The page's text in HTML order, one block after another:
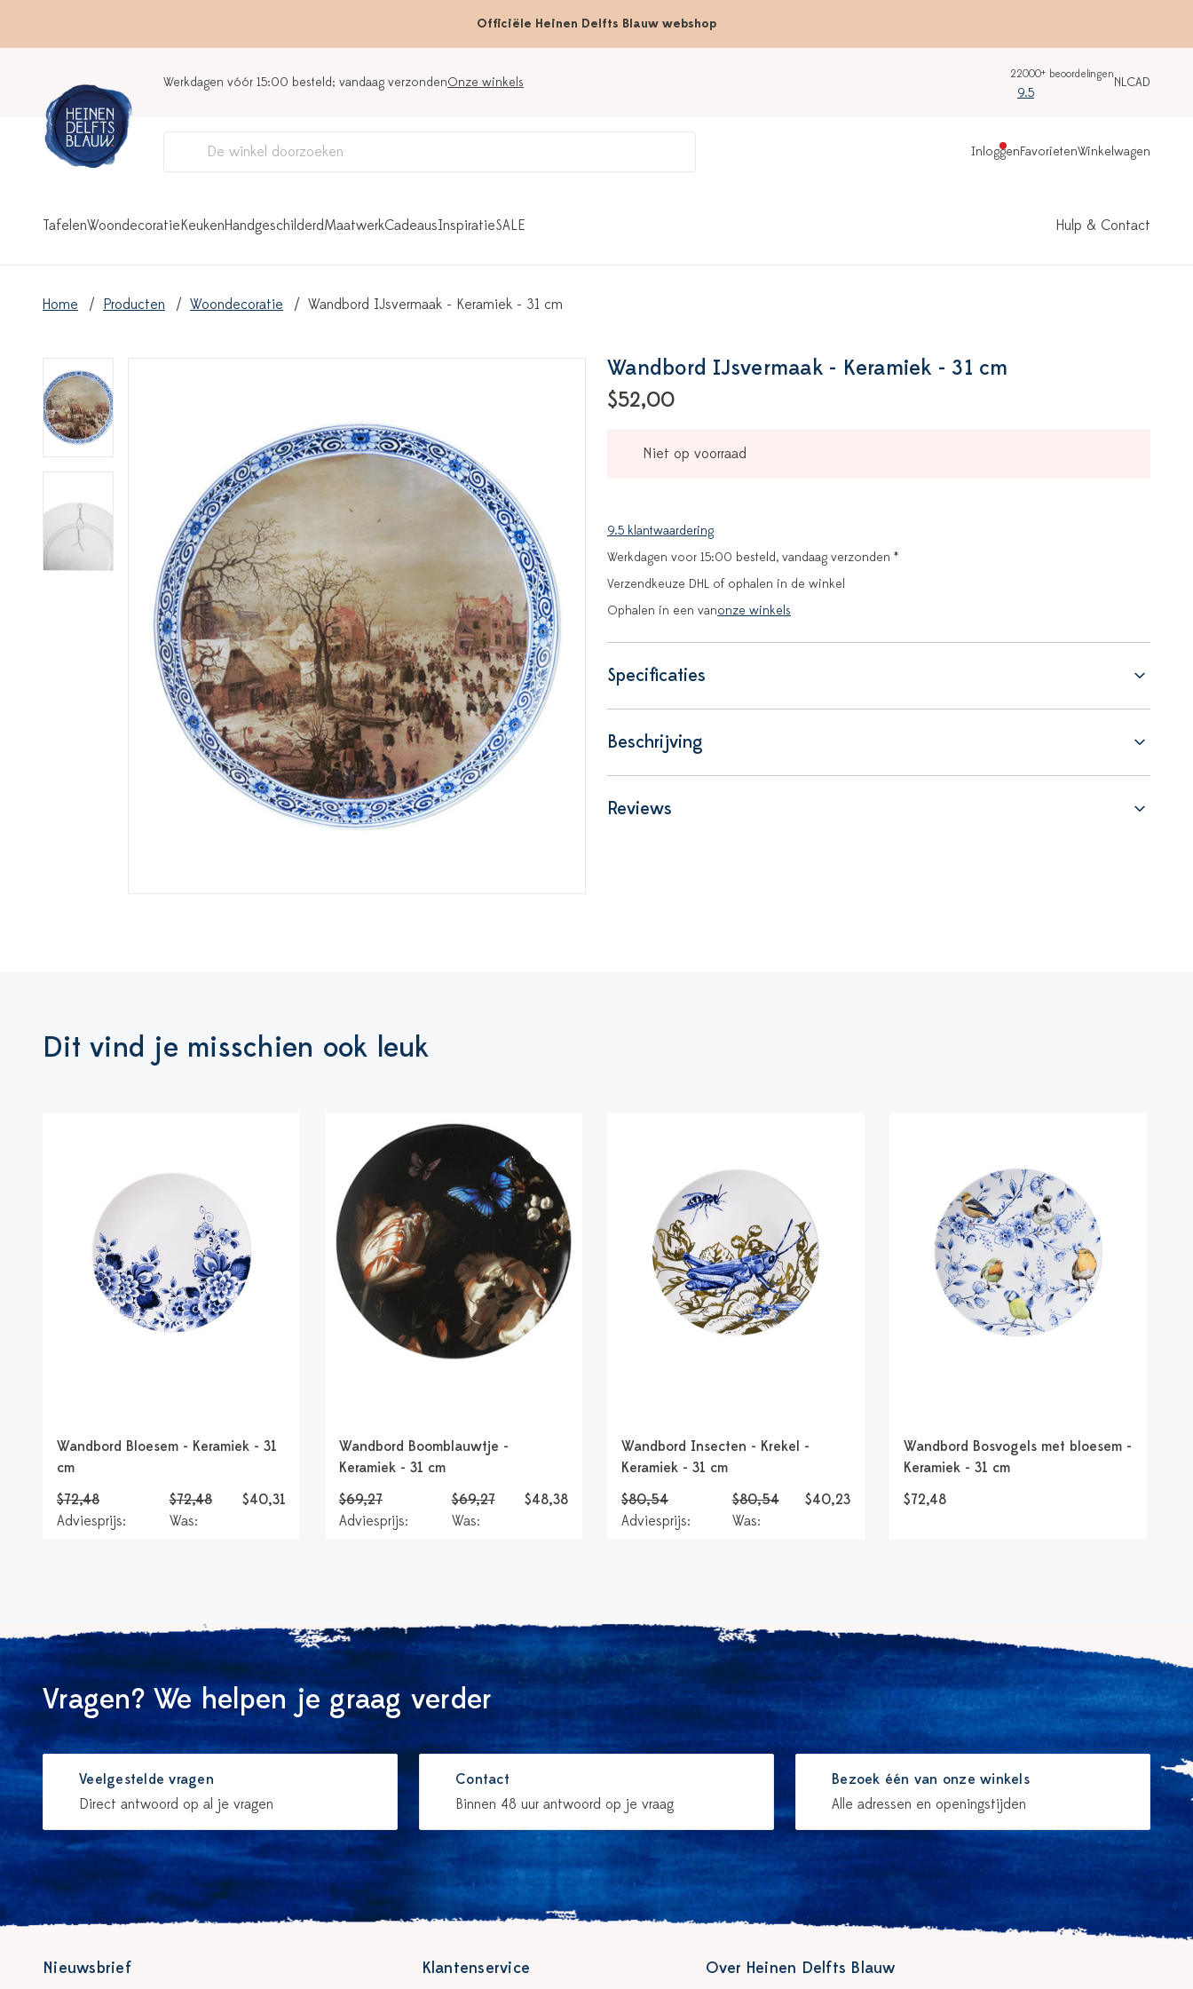
Officiële Heinen Delfts Blauw webshop
Werkdagen vóór 15:00 besteld; vandaag verzondenOnze winkels
22000+ beoordelingen
9.5
NLCAD
InloggenFavorietenWinkelwagen
TafelenWoondecoratieKeukenHandgeschilderdMaatwerkCadeausInspiratieSALE Hulp & Contact
Home Producten Woondecoratie Wandbord IJsvermaak - Keramiek - 31 cm
Wandbord IJsvermaak - Keramiek - 31 cm
$52,00
Niet op voorraad
9.5 klantwaardering
Werkdagen voor 15:00 besteld, vandaag verzonden *
Verzendkeuze DHL of ophalen in de winkel
Ophalen in een vanonze winkels
Specificaties
Beschrijving
Reviews
Dit vind je misschien ook leuk
Wandbord Bloesem - Keramiek - 31
cm
$72,48
Adviesprijs:
$72,48
Was:
$40,31
Wandbord Boomblauwtje -
Keramiek - 31 cm
$69,27
Adviesprijs:
$69,27
Was:
$48,38
Wandbord Insecten - Krekel -
Keramiek - 31 cm
$80,54
Adviesprijs:
$80,54
Was:
$40,23
Wandbord Bosvogels met bloesem -
Keramiek - 31 cm
$72,48
Vragen? We helpen je graag verder
Veelgestelde vragen
Direct antwoord op al je vragen
Contact
Binnen 48 uur antwoord op je vraag
Bezoek één van onze winkels
Alle adressen en openingstijden
Nieuwsbrief Klantenservice Over Heinen Delfts Blauw